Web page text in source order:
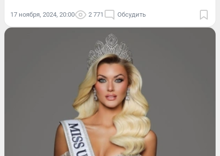
17 ноября, 2024, 20:00 2 771 Обсудить